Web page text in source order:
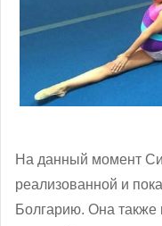
На данный момент
реализованной и
Болгарию. Она также